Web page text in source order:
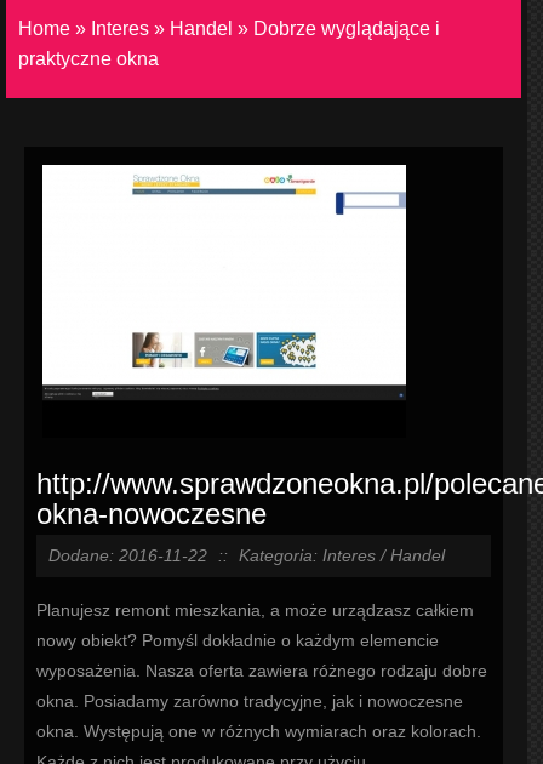
Home » Interes » Handel » Dobrze wyglądające i
praktyczne okna
http://www.sprawdzoneokna.pl/
okna-nowoczesne
Dodane: 2016-11-22 :: Kategoria: Interes / Handel
Planujesz remont mieszkania, a może urządzasz całkiem
nowy obiekt? Pomyśl dokładnie o każdym elemencie
wyposażenia. Nasza oferta zawiera różnego rodzaju dobre
okna. Posiadamy zarówno tradycyjne, jak i nowoczesne
okna. Występują one w różnych wymiarach oraz kolorach.